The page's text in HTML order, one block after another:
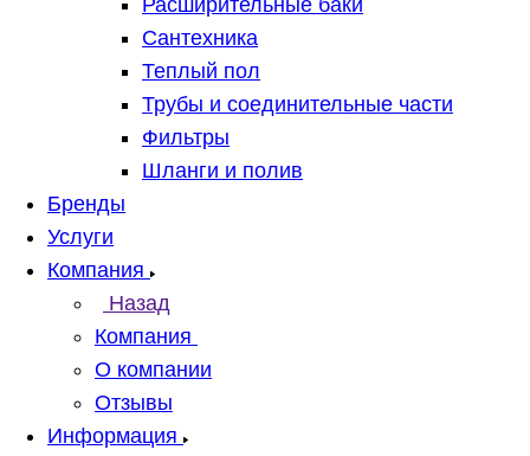
Расширительные баки
Сантехника
Теплый пол
Трубы и соединительные части
Фильтры
Шланги и полив
Бренды
Услуги
Компания
Назад
Компания
О компании
Отзывы
Информация